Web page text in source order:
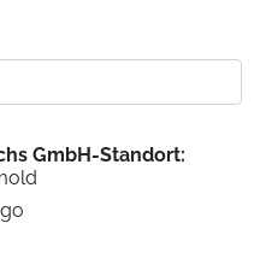
GmbH-Standort: